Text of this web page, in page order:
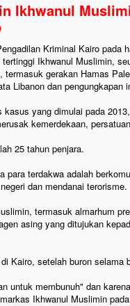
Ikhwanul
Kriminal Kairo pada
Ikhwanul Muslimin,
termasuk gerakan Hamas
Libanon dan pengungkapan
yang dimulai pada
kemerdekaan,
25 tahun penjara.
para terdakwa adalah
dan mendanai terorisme.
termasuk almarhum
asing yang ditujukan
Kairo, setelah buron selama
untuk membunuh" dan
Ikhwanul Muslimin